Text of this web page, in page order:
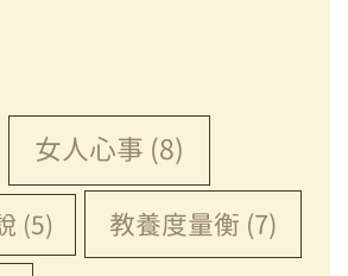
女人心事 (8)
(5) 教養度量衡 (7)